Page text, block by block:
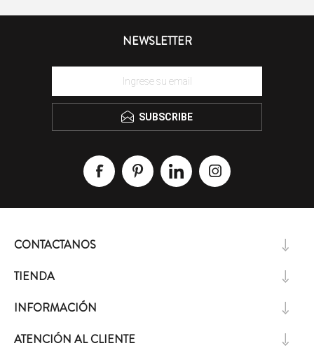
NEWSLETTER
SUBSCRIBE
CONTACTANOS
TIENDA
INFORMACIÓN
ATENCIÓN AL CLIENTE